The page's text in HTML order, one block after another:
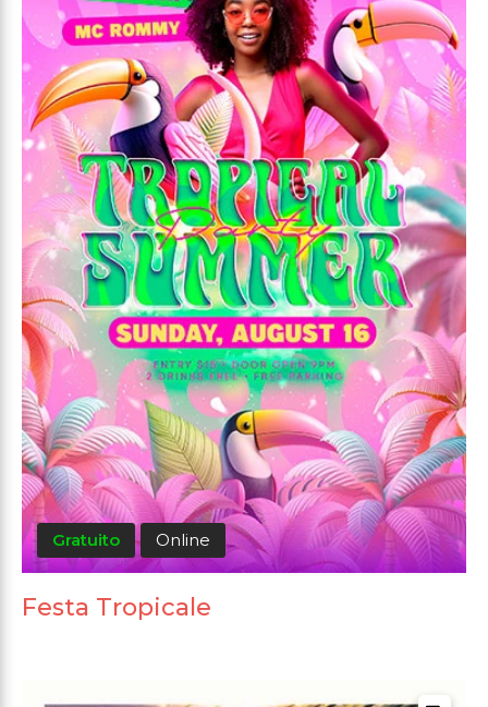
Gratuito Online
Festa Tropicale